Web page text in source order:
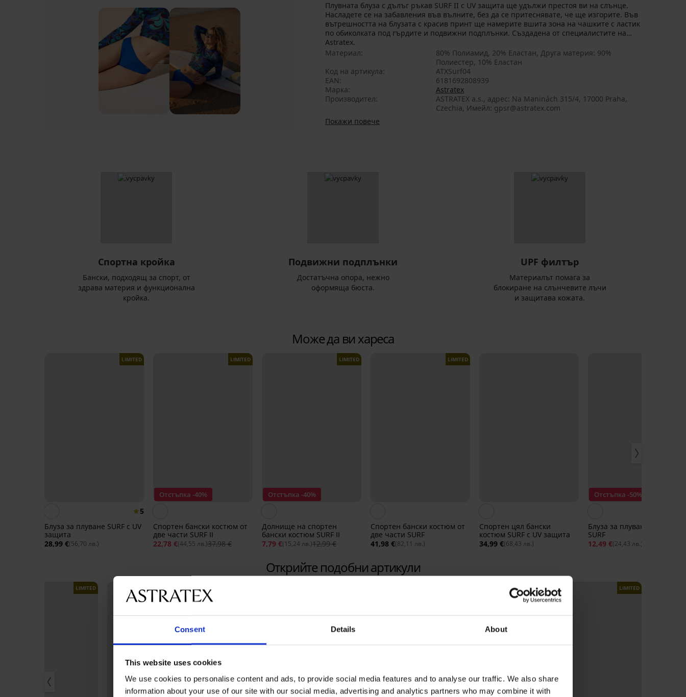
Consent Details About
This website uses cookies
We use cookies to personalise content and ads, to provide social media features and to analyse our traffic. We also share
information about your use of our site with our social media, advertising and analytics partners who may combine it with
Плувната блуза с дълъг ръкав SURF II с UV защита ще удължи престоя ви на слънце.
Насладете се на забавления във вълните, без да се притеснявате, че ще изгорите. Във
вътрешността на блузата с красив принт ще намерите вшита зона на чашките с ластик
по обиколката под гърдите и подвижни подплънки. Създадена от специалистите на
Astratex.
Материал
80% Полиамид, 20% Еластан, Друга материя: 90%
Полиестер, 10% Еластан
Код на артикула
ATXSurf04
EAN
6181692808939
Марка
Astratex
Производител
ASTRATEX a.s., aдрес: Na Maninách 315/4, 17000 Praha,
Czechia, Имейл: gpsr@astratex.com
Покажи повече
Спортна кройка
Бански, подходящ за спорт, от
здрава материя и функционална
кройка.
Подвижни подплънки
Достатъчна опора, нежно
оформяща бюста.
UPF филтър
Материалът помага за
блокиране на слънчевите лъчи
и защитава кожата.
Може да ви хареса
LIMITED
5
Блуза за плуване SURF с UV
защита
28,99 €(56,70 лв.)
Отстъпка -40%
LIMITED
Спортен бански костюм от
две части SURF II
22,78 €(44,55 лв.)37,98 €
Отстъпка -40%
LIMITED
Долнище на спортен
бански костюм SURF II
7,79 €(15,24 лв.)12,99 €
LIMITED
Спортен бански костюм от
две части SURF
41,98 €(82,11 лв.)
Спортен цял бански
костюм SURF с UV защита
34,99 €(68,43 лв.)
Отстъпка -50%
Блуза за плуване MEN-A
SURF
12,49 €(24,43 лв.)
Открийте подобни артикули
LIMITED LIMITED LIMITED LIMITED